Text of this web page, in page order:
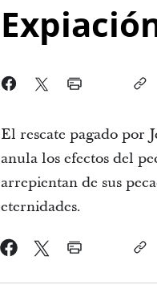
El rescate pagado por
anula los efectos del
arrepientan de sus
eternidades.